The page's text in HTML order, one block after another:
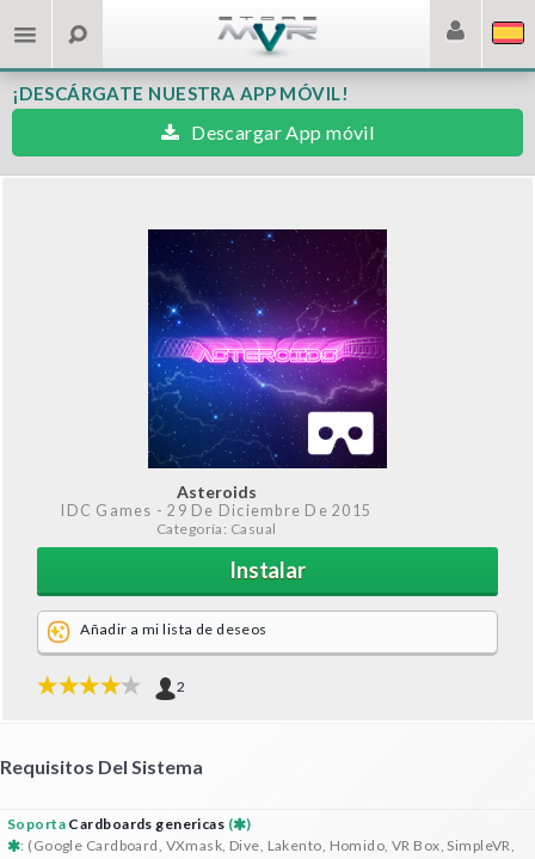
¡DESCÁRGATE NUESTRA APP MÓVIL!
Descargar App móvil
Asteroids
IDC Games - 29 De Diciembre De 2015
Categoría: Casual
Instalar
Añadir a mi lista de deseos
2
Requisitos Del Sistema
Soporta Cardboards genericas (
)
: (Google Cardboard, VXmask, Dive, Lakento, Homido, VR Box, SimpleVR,